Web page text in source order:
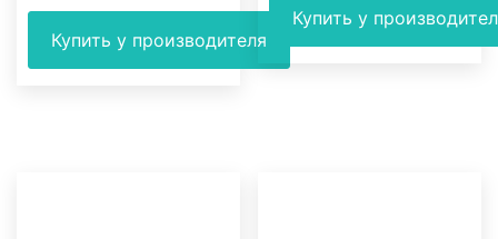
Купить у производителя
Купить у